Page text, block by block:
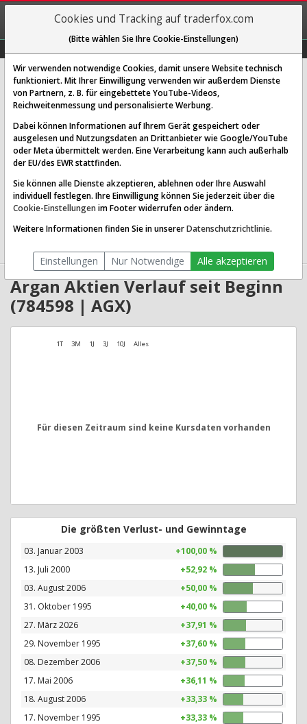
REGIS-
TRIEREN
Argan Inc.
[AGX | WKN 784598 | ISIN US04010E1091]
600,103 $ -0,29 %
Echtzeit-Aktienkurs 06.08.2026 18:07 Uhr
BID:598,404 $
Website:
Sektor:
Industrials / Engineering & Construction
8.66 Mrd. USD
Anzahl
14,019,247
Argan Aktien Verlauf seit Beginn
(784598 | AGX)
1T 3M 1J 3J 10J Alles
Für diesen Zeitraum sind keine Kursdaten vorhanden
Die größten Verlust- und Gewinntage
03. Januar 2003
+100,00 %
13. Juli 2000
+52,92 %
03. August 2006
+50,00 %
31. Oktober 1995
+40,00 %
27. März 2026
+37,91 %
29. November 1995
+37,60 %
08. Dezember 2006
+37,50 %
17. Mai 2006
+36,11 %
18. August 2006
+33,33 %
17. November 1995
+33,33 %
Cookies und Tracking auf traderfox.com
(Bitte wählen Sie Ihre Cookie-Einstellungen)
Wir verwenden notwendige Cookies, damit unsere Website technisch
funktioniert. Mit Ihrer Einwilligung verwenden wir außerdem Dienste
von Partnern, z. B. für eingebettete YouTube-Videos,
Reichweitenmessung und personalisierte Werbung.
Dabei können Informationen auf Ihrem Gerät gespeichert oder
ausgelesen und Nutzungsdaten an Drittanbieter wie Google/YouTube
oder Meta übermittelt werden. Eine Verarbeitung kann auch außerhalb
der EU/des EWR stattfinden.
Sie können alle Dienste akzeptieren, ablehnen oder Ihre Auswahl
individuell festlegen. Ihre Einwilligung können Sie jederzeit über die
Cookie-Einstellungen im Footer widerrufen oder ändern.
Weitere Informationen finden Sie in unsererDatenschutzrichtlinie.
Einstellungen Nur Notwendige Alle akzeptieren